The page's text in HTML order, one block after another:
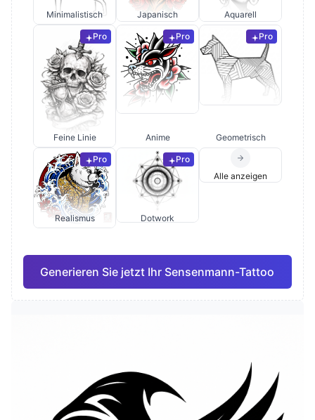
Minimalistisch Japanisch Aquarell
Pro
Feine Linie
Pro
Anime
Pro
Geometrisch
Pro
Realismus
Pro
Dotwork
Alle anzeigen
Generieren Sie jetzt Ihr Sensenmann-Tattoo